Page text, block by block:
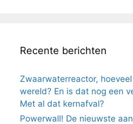
Recente berichten
Zwaarwaterreactor,
wereld? En is dat nog een
Met al dat kernafval?
Powerwall! De nieuwste